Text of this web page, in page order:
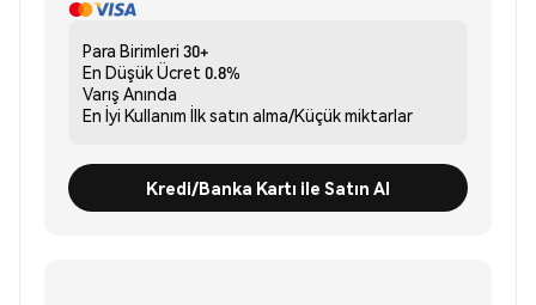
Para Birimleri 30+
En Düşük Ücret 0.8%
Varış Anında
En İyi Kullanım İlk satın alma/Küçük miktarlar
Kredi/Banka Kartı ile Satın Al